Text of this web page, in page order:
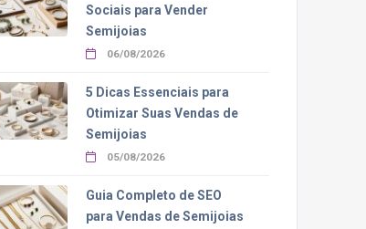
Sociais para Vender
Semijoias
06/08/2026
5 Dicas Essenciais para
Otimizar Suas Vendas de
Semijoias
05/08/2026
Guia Completo de SEO
para Vendas de Semijoias